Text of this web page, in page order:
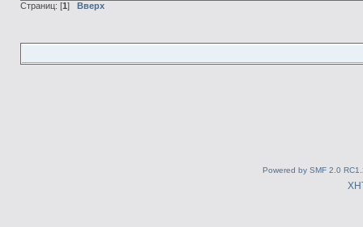
Страниц: [1 ] Вверх
Powered by SMF 2.0